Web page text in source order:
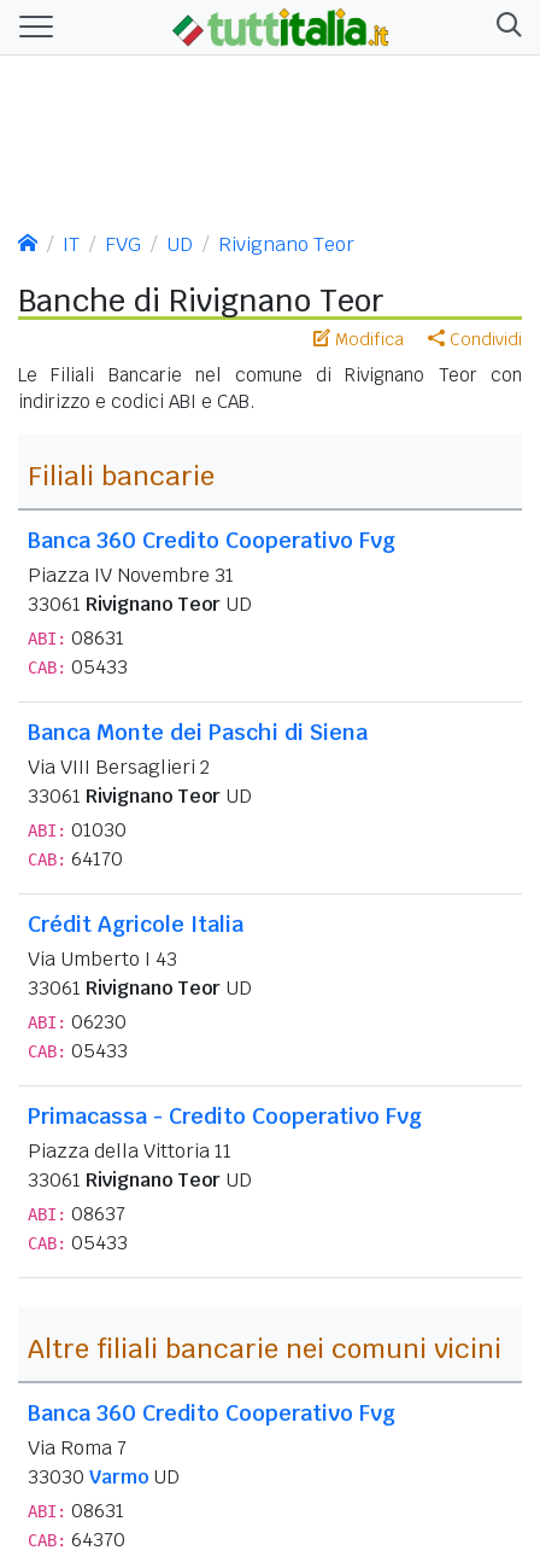
IT FVG UD Rivignano Teor
Banche di Rivignano Teor
Modifica Condividi
Le Filiali Bancarie nel comune di Rivignano Teor con
indirizzo e codici ABI e CAB.
Filiali bancarie
Banca 360 Credito Cooperativo Fvg
Piazza IV Novembre 31
33061 Rivignano Teor UD
ABI: 08631
CAB: 05433
Banca Monte dei Paschi di Siena
Via VIII Bersaglieri 2
33061 Rivignano Teor UD
ABI: 01030
CAB: 64170
Crédit Agricole Italia
Via Umberto I 43
33061 Rivignano Teor UD
ABI: 06230
CAB: 05433
Primacassa - Credito Cooperativo Fvg
Piazza della Vittoria 11
33061 Rivignano Teor UD
ABI: 08637
CAB: 05433
Altre filiali bancarie nei comuni vicini
Banca 360 Credito Cooperativo Fvg
Via Roma 7
33030 Varmo UD
ABI: 08631
CAB: 64370